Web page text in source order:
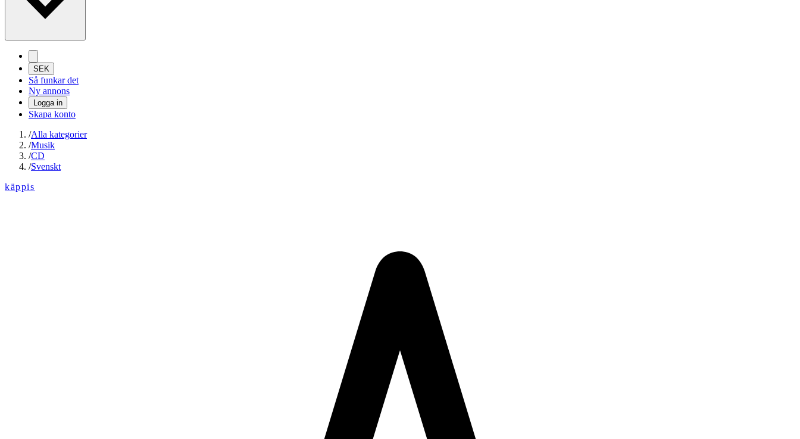
SEK
Så funkar det
Ny annons
Logga in
Skapa konto
/Alla kategorier
/Musik
/CD
/Svenskt
käppis